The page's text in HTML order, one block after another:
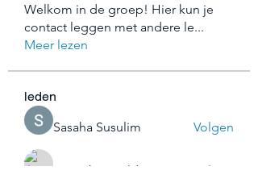
Welkom in de groep! Hier kun je
contact leggen met andere le...
Meer lezen
leden
Sasaha Susulim
Volgen
Joseph Arnold Volgen